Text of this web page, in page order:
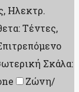
Ηλεκτρ.
Τέντες,
Σκάλα:
Ζώνη/